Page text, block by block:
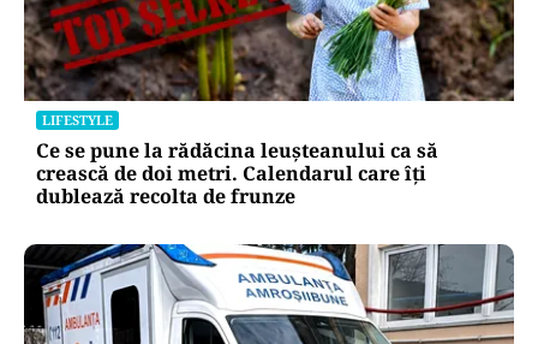
LIFESTYLE
Ce se pune la rădăcina leușteanului ca să
crească de doi metri. Calendarul care îți
dublează recolta de frunze